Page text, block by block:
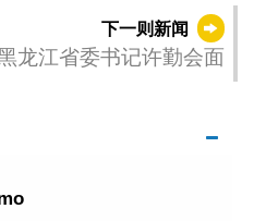
下一则新闻
龙江省委书记许勤会面